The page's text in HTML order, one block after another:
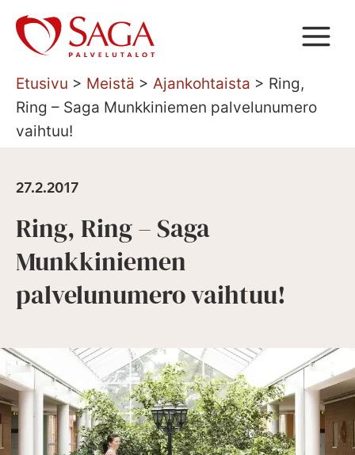
Siirry
sisältöön
Etusivu > Meistä > Ajankohtaista > Ring,
Ring – Saga Munkkiniemen palvelunumero
vaihtuu!
27.2.2017
Ring, Ring – Saga
Munkkiniemen
palvelunumero vaihtuu!